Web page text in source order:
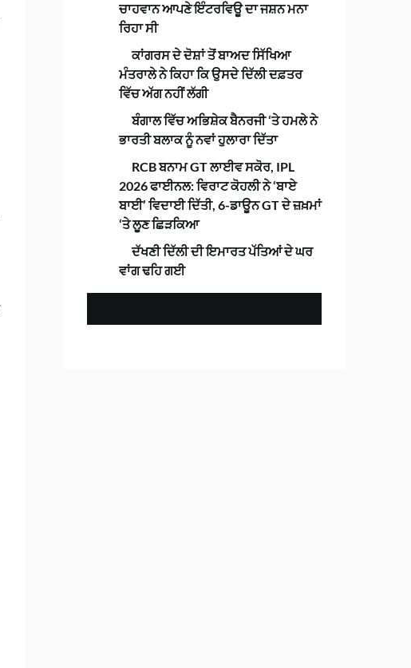
ਚਾਹਵਾਨ ਆਪਣੇ ਇੰਟਰਵਿਊ ਦਾ ਜਸ਼ਨ ਮਨਾ
ਰਿਹਾ ਸੀ
ਕਾਂਗਰਸ ਦੇ ਦੋਸ਼ਾਂ ਤੋਂ ਬਾਅਦ ਸਿੱਖਿਆ
ਮੰਤਰਾਲੇ ਨੇ ਕਿਹਾ ਕਿ ਉਸਦੇ ਦਿੱਲੀ ਦਫ਼ਤਰ
ਵਿੱਚ ਅੱਗ ਨਹੀਂ ਲੱਗੀ
ਬੰਗਾਲ ਵਿੱਚ ਅਭਿਸ਼ੇਕ ਬੈਨਰਜੀ ‘ਤੇ ਹਮਲੇ ਨੇ
ਭਾਰਤੀ ਬਲਾਕ ਨੂੰ ਨਵਾਂ ਹੁਲਾਰਾ ਦਿੱਤਾ
RCB ਬਨਾਮ GT ਲਾਈਵ ਸਕੋਰ, IPL
2026 ਫਾਈਨਲ: ਵਿਰਾਟ ਕੋਹਲੀ ਨੇ ‘ਬਾਏ
ਬਾਈ’ ਵਿਦਾਈ ਦਿੱਤੀ, 6-ਡਾਊਨ GT ਦੇ ਜ਼ਖ਼ਮਾਂ
‘ਤੇ ਲੂਣ ਛਿੜਕਿਆ
ਦੱਖਣੀ ਦਿੱਲੀ ਦੀ ਇਮਾਰਤ ਪੱਤਿਆਂ ਦੇ ਘਰ
ਵਾਂਗ ਢਹਿ ਗਈ